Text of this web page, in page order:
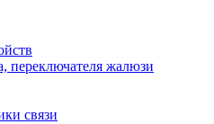
переключателя жалюзи
связи